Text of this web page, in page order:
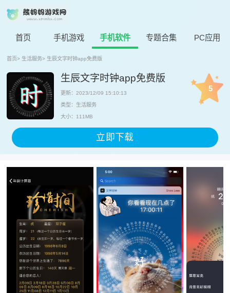
首页 手机游戏 手机软件 专题合集 PC应用
首页> 生活服务> 生辰文字时钟app免费版
生辰文字时钟app免费版
更新：2023/12/09 15:10:13
类型：生活服务
大小：111MB
5
立即下载